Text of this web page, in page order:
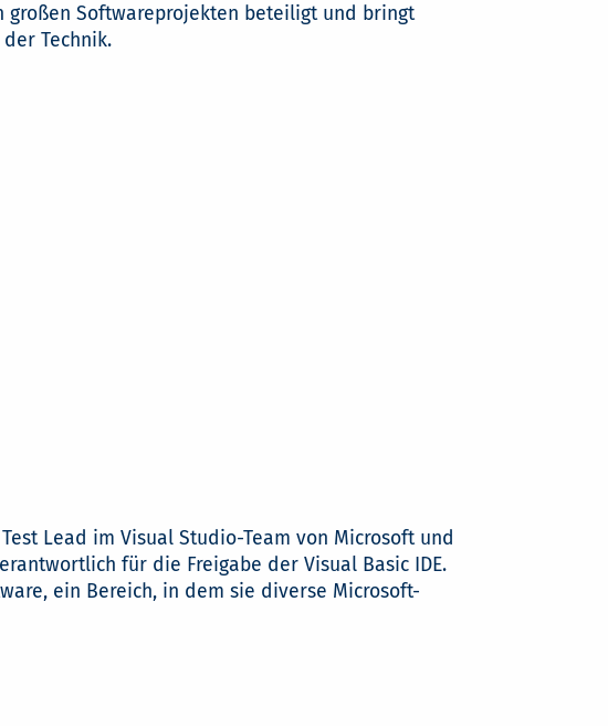
großen Softwareprojekten beteiligt und bringt
Technik.
Lead im Visual Studio-Team von Microsoft und
für die Freigabe der Visual Basic IDE.
ein Bereich, in dem sie diverse Microsoft-